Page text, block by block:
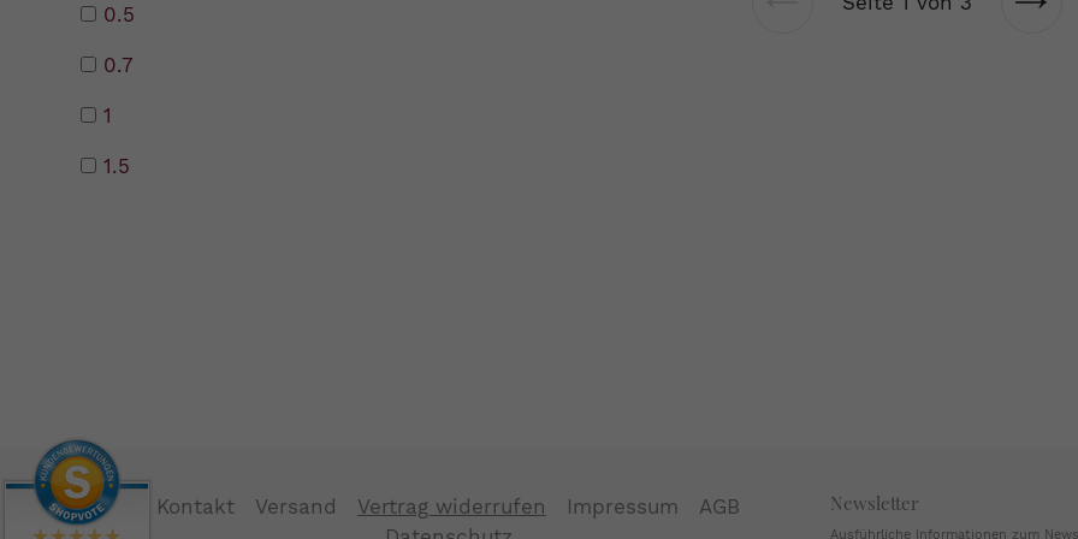
0.5
0.7
1
1.5
Vorherige
Kontakt Versand Vertrag widerrufen Impressum
AGB
Newsletter
Ausführliche Informationen zum